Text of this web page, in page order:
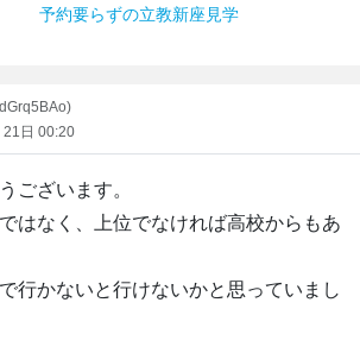
予約要らずの立教新座見学
21日 00:20
ございます。
はなく、上位でなければ高校からもあ
行かないと行けないかと思っていまし